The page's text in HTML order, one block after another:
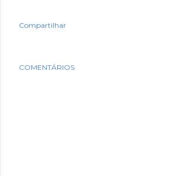
Compartilhar
COMENTÁRIOS